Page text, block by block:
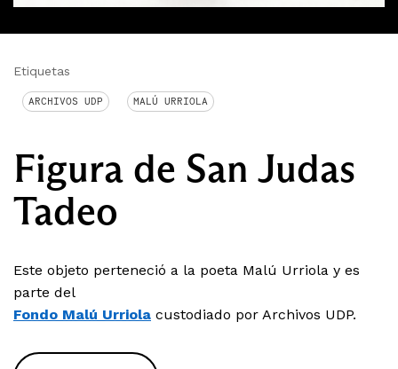
Etiquetas
ARCHIVOS UDP MALÚ URRIOLA
Figura de San Judas
Tadeo
Este objeto perteneció a la poeta Malú Urriola y es
parte del
Fondo Malú Urriola custodiado por Archivos UDP.